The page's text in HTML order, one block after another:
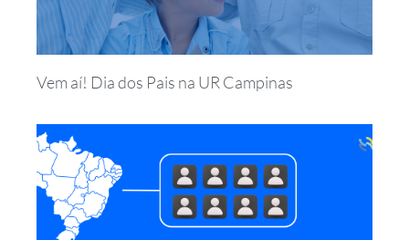
Vem aí! Dia dos Pais na UR Campinas